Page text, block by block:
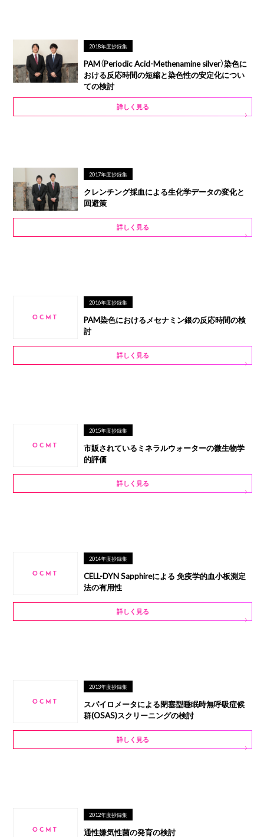
2018年度抄録集
PAM（Periodic Acid-Methenamine silver）染色に
おける反応時間の短縮と染色性の安定化につい
ての検討
詳しく見る
2017年度抄録集
クレンチング採血による生化学データの変化と
回避策
詳しく見る
2016年度抄録集
PAM染色におけるメセナミン銀の反応時間の検
討
詳しく見る
2015年度抄録集
市販されているミネラルウォーターの微生物学
的評価
詳しく見る
2014年度抄録集
CELL-DYN Sapphireによる 免疫学的血小板測定
法の有用性
詳しく見る
2013年度抄録集
スパイロメータによる閉塞型睡眠時無呼吸症候
群(OSAS)スクリーニングの検討
詳しく見る
2012年度抄録集
通性嫌気性菌の発育の検討